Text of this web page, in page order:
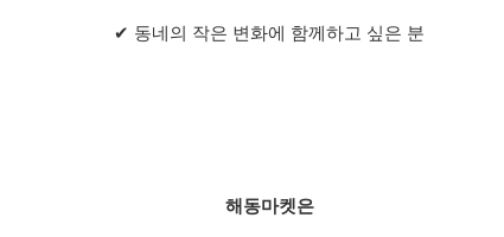
✔ 동네의 작은 변화에 함께하고 싶은 분
해동마켓은